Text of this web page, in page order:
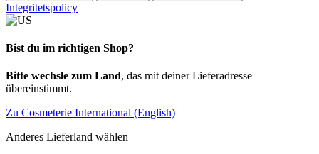
Integritetspolicy
Bist du im richtigen Shop?
Bitte wechsle zum Land, das mit deiner Lieferadresse
übereinstimmt.
Zu Cosmeterie International (English)
Anderes Lieferland wählen